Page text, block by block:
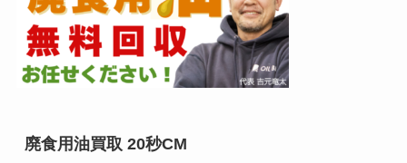
廃食用油買取 20秒CM